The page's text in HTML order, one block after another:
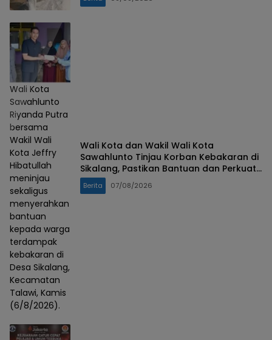
Wali Kota
Sawahlunto
Riyanda Putra
bersama
Wakil Wali
Kota Jeffry
Hibatullah
meninjau
sekaligus
menyerahkan
bantuan
kepada warga
terdampak
kebakaran di
Desa Sikalang,
Kecamatan
Talawi, Kamis
(6/8/2026).
Wali Kota dan Wakil Wali Kota
Sawahlunto Tinjau Korban Kebakaran di
Sikalang, Pastikan Bantuan dan Perkuat
Mitigasi Bencana
Berita 07/08/2026